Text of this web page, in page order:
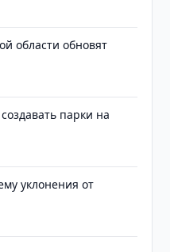
области обновят
парки на
уклонения от